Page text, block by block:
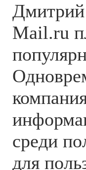
Mail.ru
среди
для